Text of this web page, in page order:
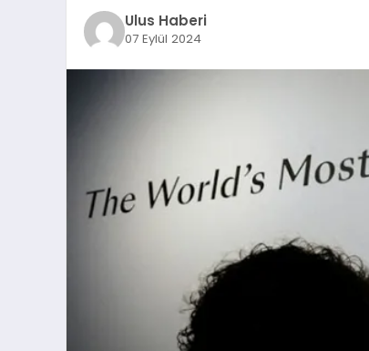
Ulus Haberi
07 Eylül 2024